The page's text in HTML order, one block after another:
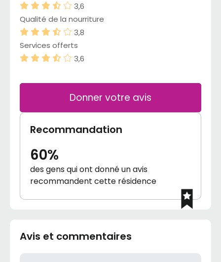
3,6
Qualité de la nourriture
3,8
Services offerts
3,6
Donner votre avis
Recommandation
60%
des gens qui ont donné un avis
recommandent cette résidence
Avis et commentaires